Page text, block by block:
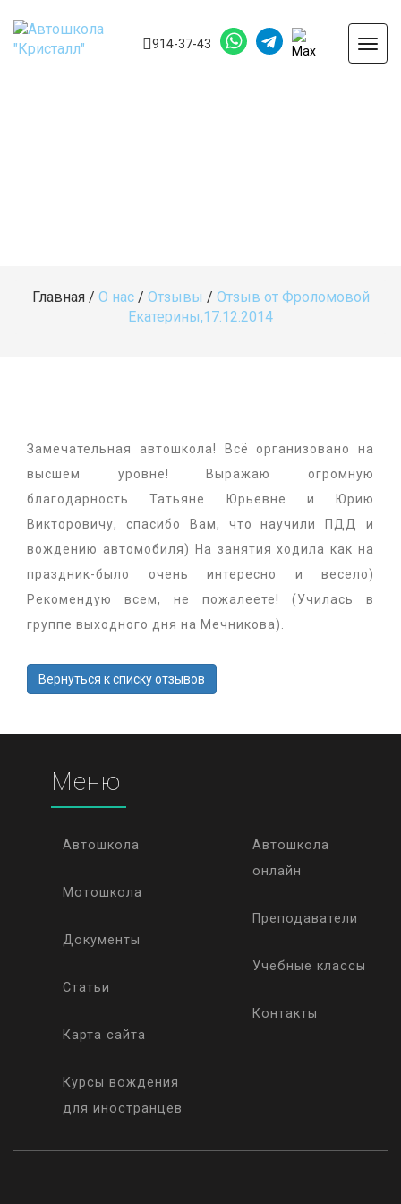
914-37-43
Главная/ О нас/ Отзывы / Отзыв от Фроломовой
Екатерины,17.12.2014
Замечательная автошкола! Всё организовано на
высшем уровне! Выражаю огромную
благодарность Татьяне Юрьевне и Юрию
Викторовичу, спасибо Вам, что научили ПДД и
вождению автомобиля) На занятия ходила как на
праздник-было очень интересно и весело)
Рекомендую всем, не пожалеете! (Училась в
группе выходного дня на Мечникова).
Вернуться к списку отзывов
Меню
Автошкола
Мотошкола
Документы
Статьи
Карта сайта
Курсы вождения
для иностранцев
Автошкола
онлайн
Преподаватели
Учебные классы
Контакты